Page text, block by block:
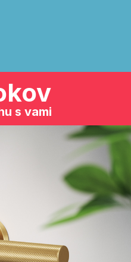
s vami